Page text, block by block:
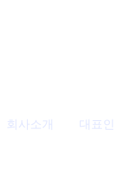
회사소개 대표